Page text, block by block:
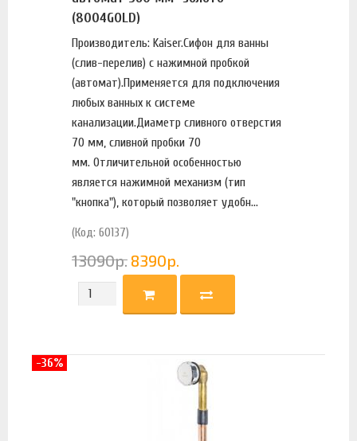
(8004GOLD)
Производитель: Kaiser.Сифон для ванны
(слив-перелив) с нажимной пробкой
(автомат).Применяется для подключения
любых ванных к системе
канализации.Диаметр сливного отверстия
70 мм, сливной пробки 70
мм. Отличительной особенностью
является нажимной механизм (тип
"кнопка"), который позволяет удобн...
(Код: 60137)
13090р. 8390р.
-36%